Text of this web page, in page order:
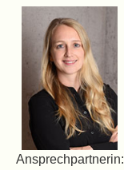
Ansprechpartnerin: